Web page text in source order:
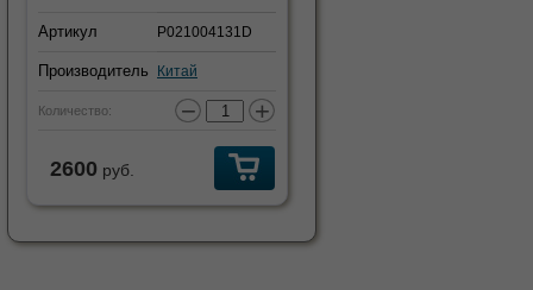
Артикул P021004131D
Производитель Китай
Количество: − +
2600 руб.